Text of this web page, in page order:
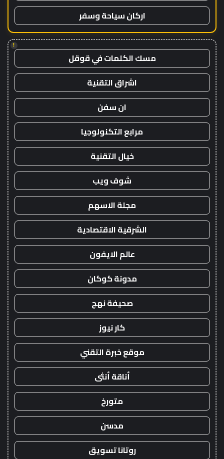
اركان سياحة وسفر
!
مسك الكلمات في قوقل
اشراق التقنية
ان سفن
مرابع التكنولوجيا
خيال التقنية
شوف ويب
مجلة الاسهم
الشرقية الاقتصادية
عالم الايفون
مدونة كوكان
صحيفة نهج
كار نيوز
موقع خبرة التقني
أناقة أنثى
متورخ
مدسن
روتانا تسويق